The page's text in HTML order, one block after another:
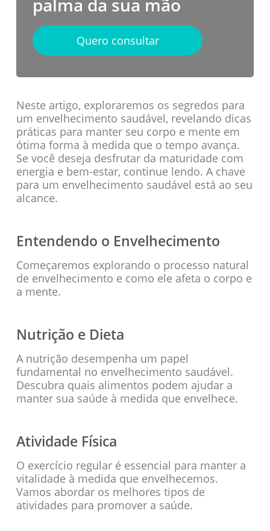
palma da sua mão
Quero consultar
Neste artigo, exploraremos os segredos para
um envelhecimento saudável, revelando dicas
práticas para manter seu corpo e mente em
ótima forma à medida que o tempo avança.
Se você deseja desfrutar da maturidade com
energia e bem-estar, continue lendo. A chave
para um envelhecimento saudável está ao seu
alcance.
Entendendo o Envelhecimento
Começaremos explorando o processo natural
de envelhecimento e como ele afeta o corpo e
a mente.
Nutrição e Dieta
A nutrição desempenha um papel
fundamental no envelhecimento saudável.
Descubra quais alimentos podem ajudar a
manter sua saúde à medida que envelhece.
Atividade Física
O exercício regular é essencial para manter a
vitalidade à medida que envelhecemos.
Vamos abordar os melhores tipos de
atividades para promover a saúde.